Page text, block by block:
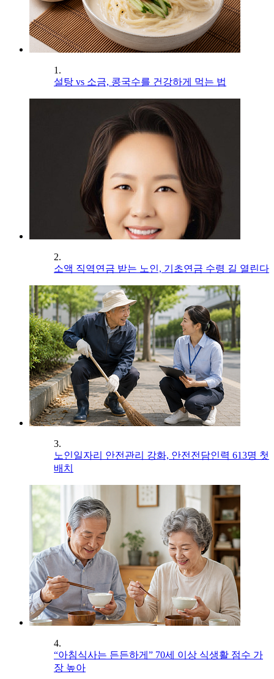
1.
설탕 vs 소금, 콩국수를 건강하게 먹는 법
2.
소액 직역연금 받는 노인, 기초연금 수령 길 열린다
3.
노인일자리 안전관리 강화, 안전전담인력 613명 첫
배치
4.
“아침식사는 든든하게” 70세 이상 식생활 점수 가
장 높아